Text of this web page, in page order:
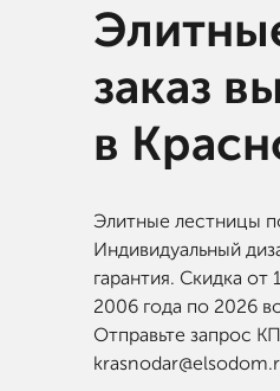
заказ
в
Элитные лестницы
Индивидуальный
гарантия. Скидка
2006 года по 2026
Отправьте запрос